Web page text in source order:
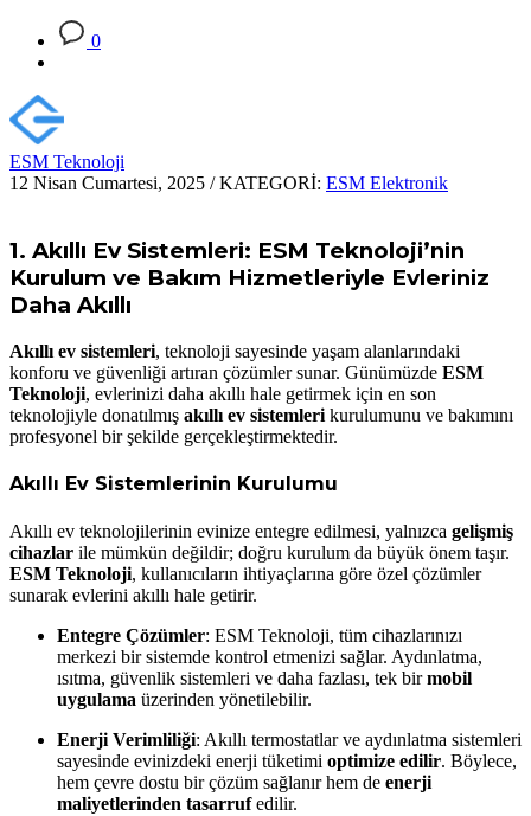
0
ESM Teknoloji
12 Nisan Cumartesi, 2025 / KATEGORİ: ESM Elektronik
1. Akıllı Ev Sistemleri: ESM Teknoloji’nin
Kurulum ve Bakım Hizmetleriyle Evleriniz
Daha Akıllı
Akıllı ev sistemleri, teknoloji sayesinde yaşam alanlarındaki
konforu ve güvenliği artıran çözümler sunar. Günümüzde ESM
Teknoloji, evlerinizi daha akıllı hale getirmek için en son
teknolojiyle donatılmış akıllı ev sistemleri kurulumunu ve bakımını
profesyonel bir şekilde gerçekleştirmektedir.
Akıllı Ev Sistemlerinin Kurulumu
Akıllı ev teknolojilerinin evinize entegre edilmesi, yalnızca gelişmiş
cihazlar ile mümkün değildir; doğru kurulum da büyük önem taşır.
ESM Teknoloji, kullanıcıların ihtiyaçlarına göre özel çözümler
sunarak evlerini akıllı hale getirir.
Entegre Çözümler: ESM Teknoloji, tüm cihazlarınızı
merkezi bir sistemde kontrol etmenizi sağlar. Aydınlatma,
ısıtma, güvenlik sistemleri ve daha fazlası, tek birmobil
uygulama üzerinden yönetilebilir.
Enerji Verimliliği: Akıllı termostatlar ve aydınlatma sistemleri
sayesinde evinizdeki enerji tüketimi optimize edilir. Böylece,
hem çevre dostu bir çözüm sağlanır hem de enerji
maliyetlerinden tasarrufedilir.